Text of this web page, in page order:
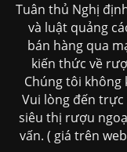
Tuân thủ Nghị
và luật quảng
bán hàng qua
kiến thức về
Chúng tôi
Vui lòng đến
siêu thị rượu
vấn. ( giá trên